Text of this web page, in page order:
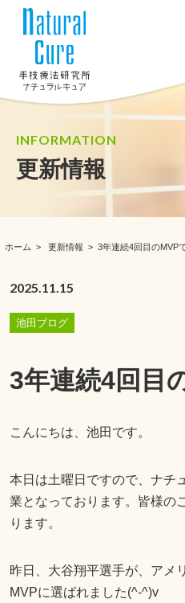
INFORMATION
更新情報
ホーム > 更新情報 > 3年連続4回目のMVP
2025.11.15
池田ブログ
3年連続4回目
こんにちは、池田です。
本日は土曜日ですので、ナチ
業となっております。皆様の
ります。
昨日、大谷翔平選手が、アメ
MVPに選ばれました(^-^)v